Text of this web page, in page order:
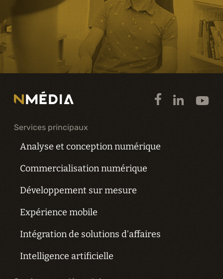
Services principaux
Analyse et conception numérique
Commercialisation numérique
Développement sur mesure
Expérience mobile
Intégration de solutions d’affaires
Intelligence artificielle